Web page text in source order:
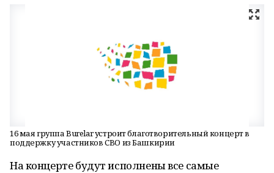
16 мая группа Burelar устроит благотворительный концерт в
поддержку участников СВО из Башкирии
На концерте будут исполнены все самые